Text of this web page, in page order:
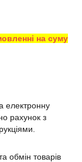
на суму
електронну
рахунок з
обмін товарів